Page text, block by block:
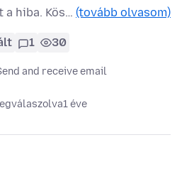
a hiba. Kös… (tovább olvasom)
1 30
and receive email
1 éve